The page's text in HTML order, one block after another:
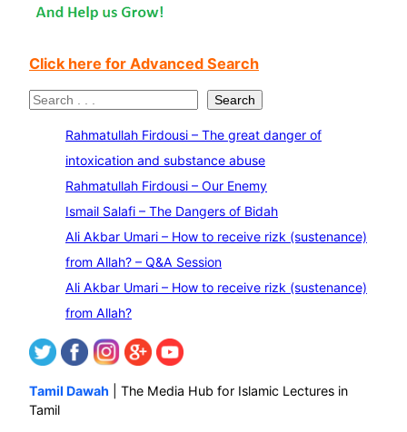
Click here for Advanced Search
S
Search
Rahmatullah Firdousi – The great danger of
intoxication and substance abuse
Rahmatullah Firdousi – Our Enemy
Ismail Salafi – The Dangers of Bidah
Ali Akbar Umari – How to receive rizk (sustenance)
from Allah? – Q&A Session
Ali Akbar Umari – How to receive rizk (sustenance)
from Allah?
Tamil Dawah | The Media Hub for Islamic Lectures in
Tamil